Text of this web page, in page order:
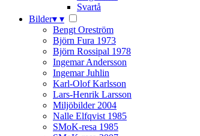
Svartå
Bilder▾ ▾
Bengt Oreström
Björn Fura 1973
Björn Rossipal 1978
Ingemar Andersson
Ingemar Juhlin
Karl-Olof Karlsson
Lars-Henrik Larsson
Miljöbilder 2004
Nalle Elfqvist 1985
SMoK-resa 1985